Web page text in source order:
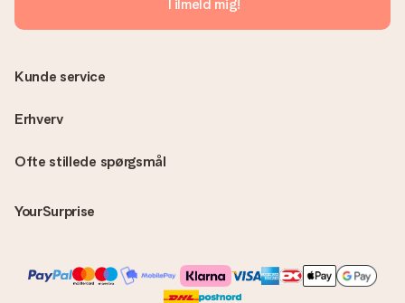
direkte til modtageren, hvilket gør det til en sand
overraskelse!
Tilmeld mig!
Ofte stillede spørgsmål
YourSurprise
Kunde service
Erhverv